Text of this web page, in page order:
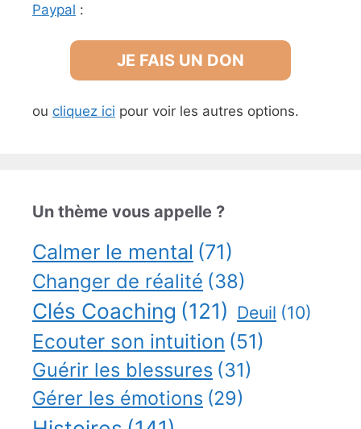
Paypal :
JE FAIS UN DON
ou cliquez ici pour voir les autres options.
Un thème vous appelle ?
Calmer le mental (71)
Changer de réalité (38)
Clés Coaching (121) Deuil (10)
Ecouter son intuition (51)
Guérir les blessures (31)
Gérer les émotions (29)